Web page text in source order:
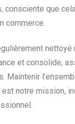
consciente que
commerce.
et consolide,
notre mission,